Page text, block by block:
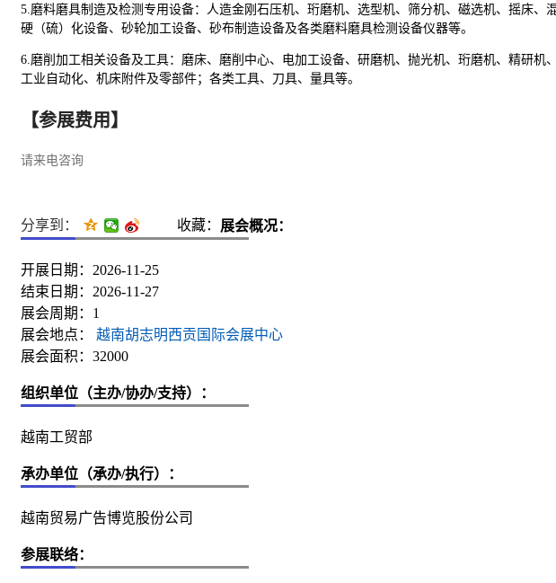
5. 磨料磨具制造及检测专用设备：人造金刚石压机、珩磨机、选型机、筛分机、磁选机、摇床
硬（硫）化设备、砂轮加工设备、砂布制造设备及各类磨料磨具检测设备仪器等。
6. 磨削加工相关设备及工具：磨床、磨削中心、电加工设备、研磨机、抛光机、珩磨机、精研
工业 自动化、机床附件及零部件；各类工具、刀具、量具等。
【参展费用】
请来电咨询
分享到： 收藏： 展会概况：
开展日期：2026-11-25
结束日期：2026-11-27
展会周期：1
展会地点：
越南胡志明西贡国际会展中心
展会面积：32000
组织单位（主办/协办/支持）：
越南工贸部
承办单位（承办/执行）：
越南贸易广告博览股份公司
参展联络：